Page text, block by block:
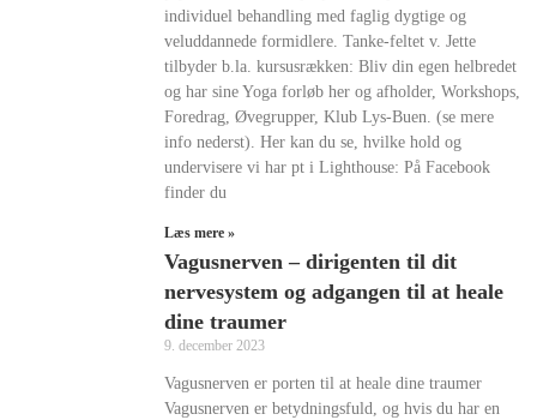
individuel behandling med faglig dygtige og
veluddannede formidlere. Tanke-feltet v. Jette
tilbyder b.la. kursusrækken: Bliv din egen helbredet
og har sine Yoga forløb her og afholder, Workshops,
Foredrag, Øvegrupper, Klub Lys-Buen. (se mere
info nederst). Her kan du se, hvilke hold og
undervisere vi har pt i Lighthouse: På Facebook
finder du
Læs mere »
Vagusnerven – dirigenten til dit
nervesystem og adgangen til at heale
dine traumer
9. december 2023
Vagusnerven er porten til at heale dine traumer
Vagusnerven er betydningsfuld, og hvis du har en